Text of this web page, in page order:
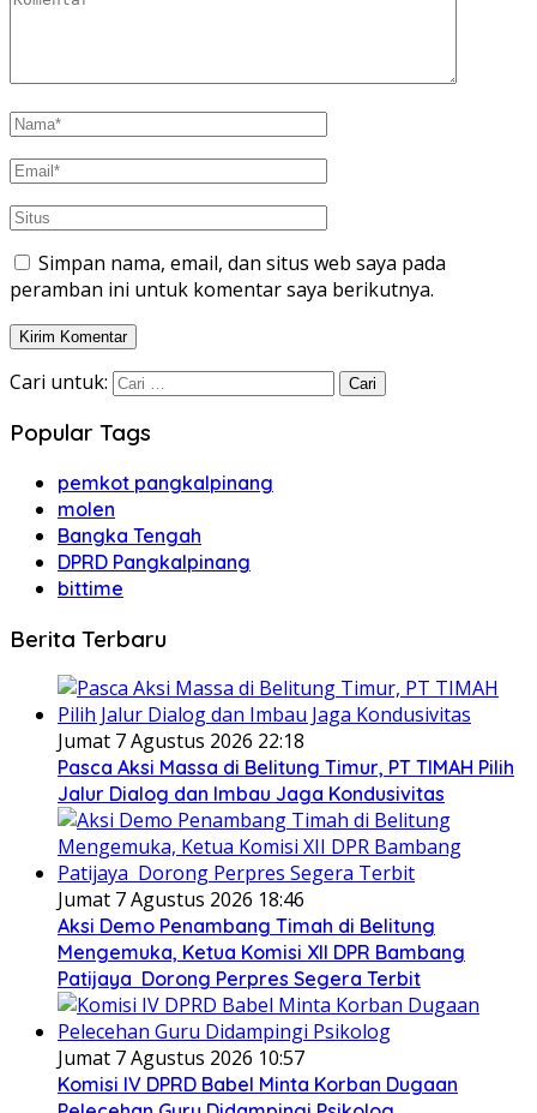
Simpan nama, email, dan situs web saya pada
peramban ini untuk komentar saya berikutnya.
Cari untuk:
Popular Tags
pemkot pangkalpinang
molen
Bangka Tengah
DPRD Pangkalpinang
bittime
Berita Terbaru
Jumat 7 Agustus 2026 22:18
Pasca Aksi Massa di Belitung Timur, PT TIMAH Pilih
Jalur Dialog dan Imbau Jaga Kondusivitas
Jumat 7 Agustus 2026 18:46
Aksi Demo Penambang Timah di Belitung
Mengemuka, Ketua Komisi XII DPR Bambang
Patijaya Dorong Perpres Segera Terbit
Jumat 7 Agustus 2026 10:57
Komisi IV DPRD Babel Minta Korban Dugaan